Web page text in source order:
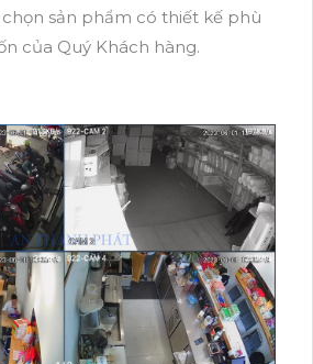
sản phẩm có thiết kế phù
của Quý Khách hàng.